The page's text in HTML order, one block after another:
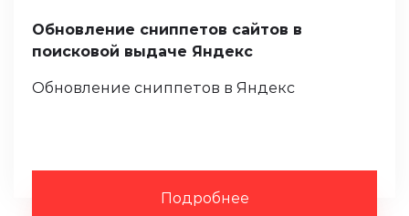
Обновление сниппетов сайтов в
поисковой выдаче Яндекс
Обновление сниппетов в Яндекс
Подробнее